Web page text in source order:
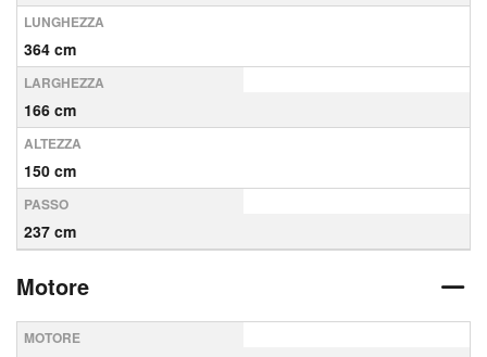
LUNGHEZZA
364 cm
LARGHEZZA
166 cm
ALTEZZA
150 cm
PASSO
237 cm
Motore
MOTORE